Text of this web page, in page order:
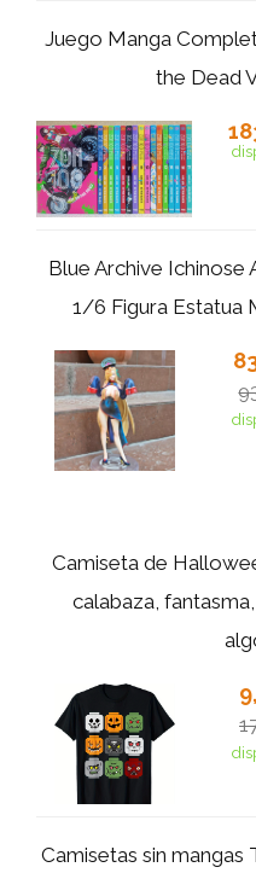
Juego Manga
the Dead
Blue Archive Ichinose
1/6 Figura Estatua
Camiseta de
calabaza,
Camisetas sin